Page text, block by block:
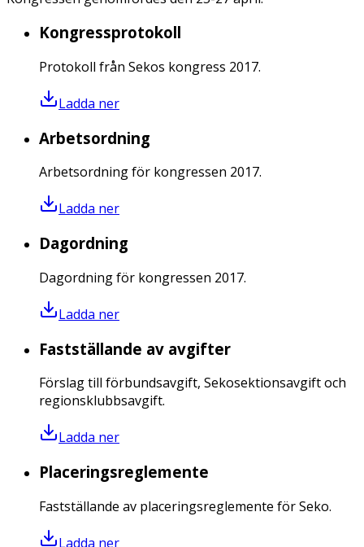
Kongressprotokoll
Protokoll från Sekos kongress 2017.
Ladda ner
Arbetsordning
Arbetsordning för kongressen 2017.
Ladda ner
Dagordning
Dagordning för kongressen 2017.
Ladda ner
Fastställande av avgifter
Förslag till förbundsavgift, Sekosektionsavgift och
regionsklubbsavgift.
Ladda ner
Placeringsreglemente
Fastställande av placeringsreglemente för Seko.
Ladda ner